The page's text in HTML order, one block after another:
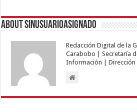
About sinusuarioasignado
Redacción Digital de la
Carabobo | Secretaría
Información | Dirección